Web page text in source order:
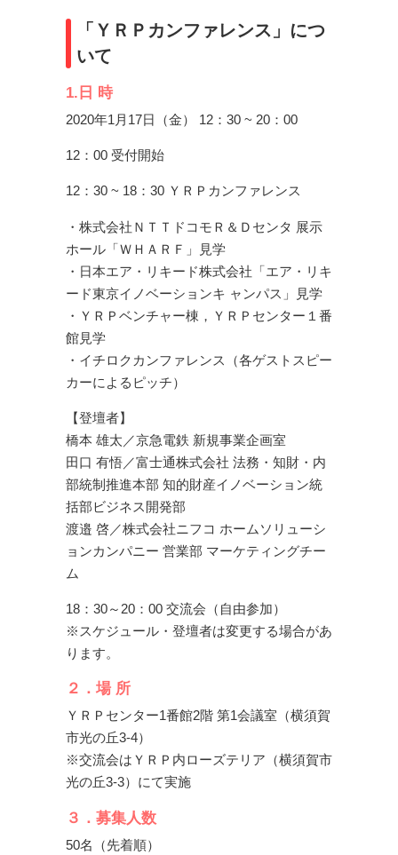
「ＹＲＰカンファレンス」につ
いて
1.日 時
2020年1月17日（金） 12：30 ~ 20：00
12：00 受付開始
12：30 ~ 18：30 ＹＲＰカンファレンス
・株式会社ＮＴＴドコモＲ＆Ｄセンタ 展示
ホール「ＷＨＡＲＦ」見学
・日本エア・リキード株式会社「エア・リキ
ード東京イノベーションキ ャンパス」見学
・ＹＲＰベンチャー棟，ＹＲＰセンター１番
館見学
・イチロクカンファレンス（各ゲストスピー
カーによるピッチ）
【登壇者】
橋本 雄太／京急電鉄 新規事業企画室
田口 有悟／富士通株式会社 法務・知財・内
部統制推進本部 知的財産イノベーション統
括部ビジネス開発部
渡邉 啓／株式会社ニフコ ホームソリューシ
ョンカンパニー 営業部 マーケティングチー
ム
18：30～20：00 交流会（自由参加）
※スケジュール・登壇者は変更する場合があ
ります。
２．場 所
ＹＲＰセンター1番館2階 第1会議室（横須賀
市光の丘3-4）
※交流会はＹＲＰ内ローズテリア（横須賀市
光の丘3-3）にて実施
３．募集人数
50名（先着順）